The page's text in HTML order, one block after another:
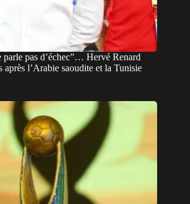
parle pas d’échec”… Hervé Renard
après l’Arabie saoudite et la Tunisie